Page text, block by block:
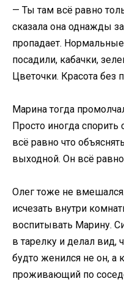
— Ты там всё равно
сказала она однажды
пропадает.
посадили, кабачки,
Цветочки. Красота без
Марина тогда
Просто иногда
всё равно что
выходной. Он всё
Олег тоже не
исчезать внутри
воспитывать Марину.
в тарелку и делал вид,
будто женился не он, а
проживающий по